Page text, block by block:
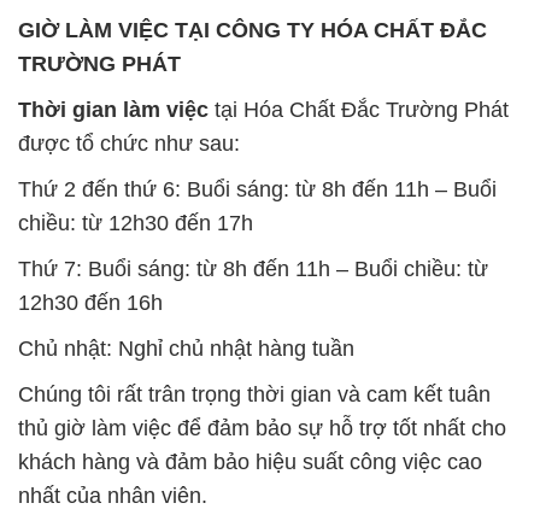
GIỜ LÀM VIỆC TẠI CÔNG TY HÓA CHẤT ĐẮC
TRƯỜNG PHÁT
Thời gian làm việc tại Hóa Chất Đắc Trường Phát
được tổ chức như sau:
Thứ 2 đến thứ 6: Buổi sáng: từ 8h đến 11h – Buổi
chiều: từ 12h30 đến 17h
Thứ 7: Buổi sáng: từ 8h đến 11h – Buổi chiều: từ
12h30 đến 16h
Chủ nhật: Nghỉ chủ nhật hàng tuần
Chúng tôi rất trân trọng thời gian và cam kết tuân
thủ giờ làm việc để đảm bảo sự hỗ trợ tốt nhất cho
khách hàng và đảm bảo hiệu suất công việc cao
nhất của nhân viên.